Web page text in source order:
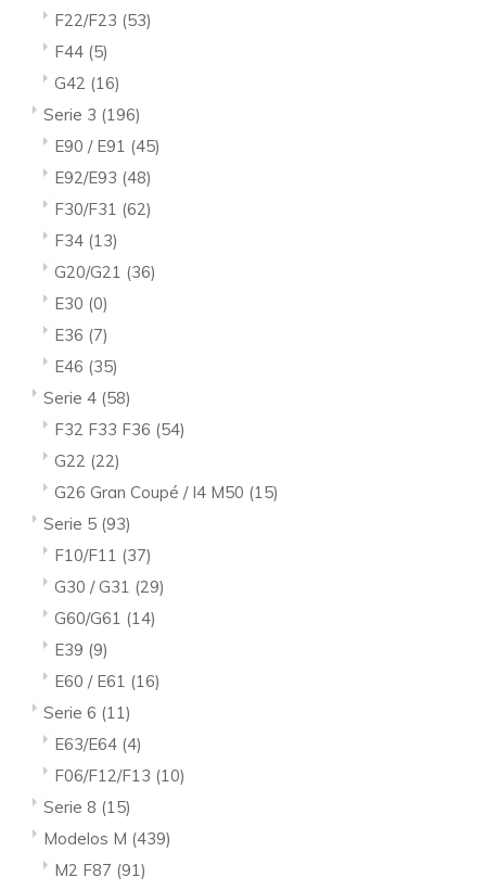
F22/F23 (53)
F44 (5)
G42 (16)
Serie 3 (196)
E90 / E91 (45)
E92/E93 (48)
F30/F31 (62)
F34 (13)
G20/G21 (36)
E30 (0)
E36 (7)
E46 (35)
Serie 4 (58)
F32 F33 F36 (54)
G22 (22)
G26 Gran Coupé / I4 M50 (15)
Serie 5 (93)
F10/F11 (37)
G30 / G31 (29)
G60/G61 (14)
E39 (9)
E60 / E61 (16)
Serie 6 (11)
E63/E64 (4)
F06/F12/F13 (10)
Serie 8 (15)
Modelos M (439)
M2 F87 (91)